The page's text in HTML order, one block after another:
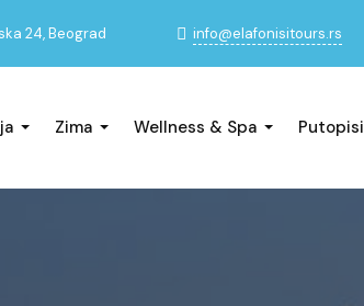
24, Beograd info@elafonisitours.rs
Zima Wellness & Spa Putopisi